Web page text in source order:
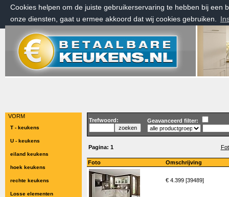
Cookies helpen om de juiste gebruikerservaring te hebben bij een
onze diensten, gaat u ermee akkoord dat wij cookies gebruiken.
zaterdag 8 augustus 2026, 12:35 uur
Welkom bij Betaalbarekeukens.nl
VORM
T - keukens
U - keukens
eiland keukens
hoek keukens
rechte keukens
Losse elementen
Trefwoord: Geavanceerd filter:
Pagina: 1
Foto Omschrijving
€ 4.399 [39489]